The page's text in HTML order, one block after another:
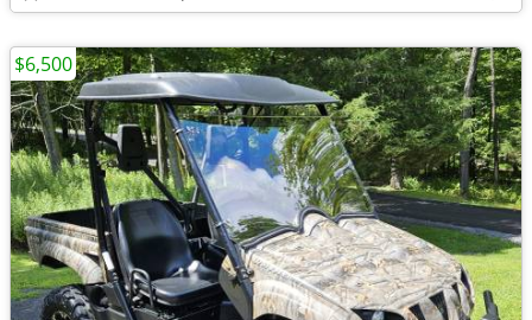
$6,500